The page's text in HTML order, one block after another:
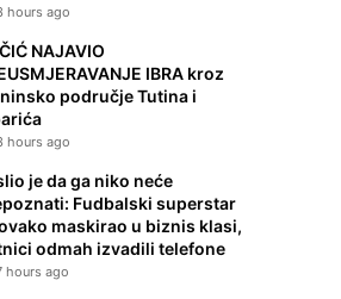
hours ago
NAJAVIO
IBRA kroz
područje Tutina i
hours ago
je da ga niko neće
Fudbalski superstar
maskirao u biznis klasi,
odmah izvadili telefone
hours ago